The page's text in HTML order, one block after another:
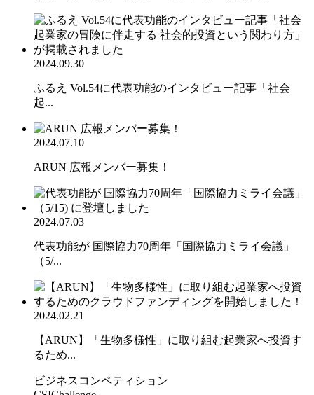
2024.09.30
ふるえ Vol.54に代表功能のインタビュー記事「社会
起...
2024.07.10
ARUN 広報メンバー募集！
2024.07.03
代表功能が 国際協力70周年「国際協力ミライ会議」
（5/...
2024.02.21
【ARUN】「生物多様性」に取り組む起業家へ投資す
るため...
ビジネスコンペティション